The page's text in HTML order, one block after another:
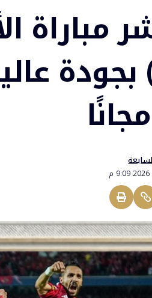
مباراة
بجودة